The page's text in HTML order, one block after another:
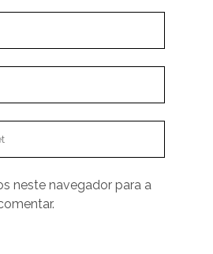
neste navegador para a